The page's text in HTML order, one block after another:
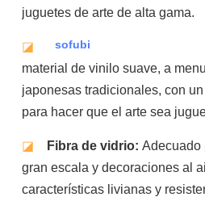
juguetes de arte de alta gama.
◪ sofubi
material de vinilo suave, a
japonesas tradicionales, con
para hacer que el arte sea
◪ Fibra de vidrio: Adecuado
gran escala y decoraciones al
características livianas y